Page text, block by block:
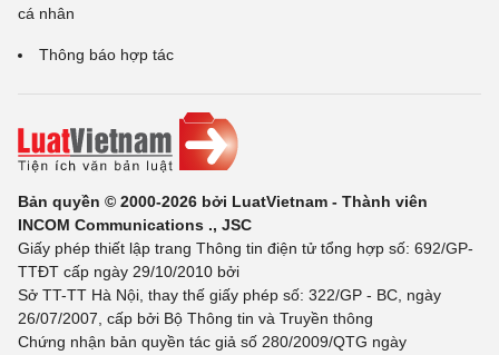
cá nhân
Thông báo hợp tác
Bản quyền © 2000-2026 bởi LuatVietnam - Thành viên
INCOM Communications ., JSC
Giấy phép thiết lập trang Thông tin điện tử tổng hợp số: 692/GP-
TTĐT cấp ngày 29/10/2010 bởi
Sở TT-TT Hà Nội, thay thế giấy phép số: 322/GP - BC, ngày
26/07/2007, cấp bởi Bộ Thông tin và Truyền thông
Chứng nhận bản quyền tác giả số 280/2009/QTG ngày